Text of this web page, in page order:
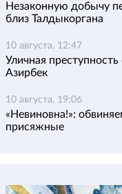
Незаконную добычу
близ Талдыкоргана
10 августа, 12:47
Уличная
Азирбек
10 августа, 19:06
«Невиновна!»:
присяжные